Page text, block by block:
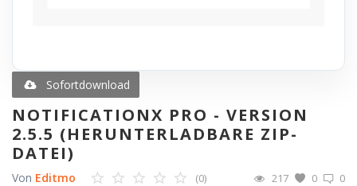
Merkliste
Contact
Anmelden
Sofortdownload
NOTIFICATIONX PRO - VERSION
2.5.5 (HERUNTERLADBARE ZIP-
DATEI)
Von Editmo 0
(0) 0
217